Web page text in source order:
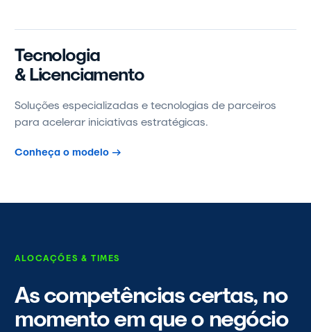
Tecnologia
& Licenciamento
Soluções especializadas e tecnologias de parceiros
para acelerar iniciativas estratégicas.
Conheça o modelo →
ALOCAÇÕES & TIMES
As competências certas, no
momento em que o negócio